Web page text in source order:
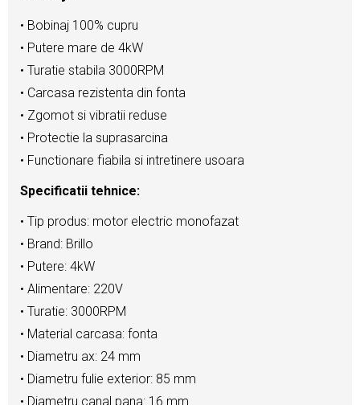
• Bobinaj 100% cupru
• Putere mare de 4kW
• Turatie stabila 3000RPM
• Carcasa rezistenta din fonta
• Zgomot si vibratii reduse
• Protectie la suprasarcina
• Functionare fiabila si intretinere usoara
Specificatii tehnice:
• Tip produs: motor electric monofazat
• Brand: Brillo
• Putere: 4kW
• Alimentare: 220V
• Turatie: 3000RPM
• Material carcasa: fonta
• Diametru ax: 24 mm
• Diametru fulie exterior: 85 mm
• Diametru canal pana: 16 mm